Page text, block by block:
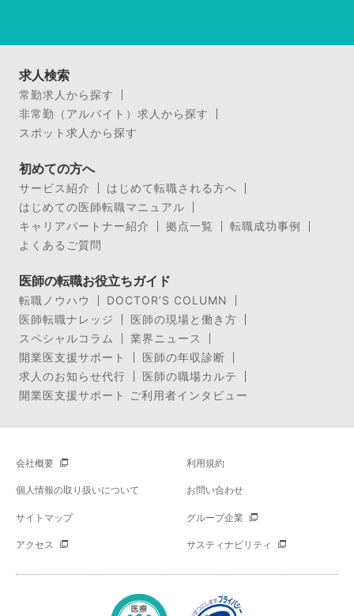
求人検索
常勤求人から探す
非常勤（アルバイト）求人から探す
スポット求人から探す
初めての方へ
サービス紹介
はじめて転職される方へ
はじめての医師転職マニュアル
キャリアパートナー紹介
拠点一覧
転職成功事例
よくあるご質問
医師の転職お役立ちガイド
転職ノウハウ
DOCTOR’S COLUMN
医師転職ナレッジ
医師の現場と働き方
スペシャルコラム
業界ニュース
開業医支援サポート
医師の年収診断
求人のお知らせ代行
医師の職場カルテ
開業医支援サポート ご利用者インタビュー
会社概要 利用規約
個人情報の取り扱いについて お問い合わせ
サイトマップ グループ企業
アクセス サスティナビリティ